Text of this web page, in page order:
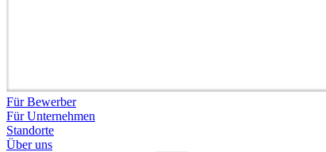
Für Bewerber
Für Unternehmen
Standorte
Über uns